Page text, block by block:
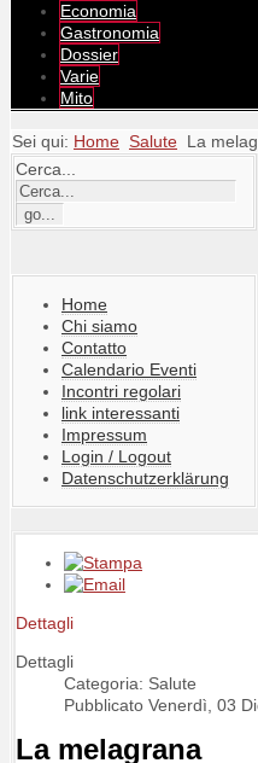
Economia
Gastronomia
Dossier
Varie
Mito
Sei qui: Home Salute La
Cerca...
Home
Chi siamo
Contatto
Calendario Eventi
Incontri regolari
link interessanti
Impressum
Login / Logout
Datenschutzerklärung
Dettagli
Dettagli
Categoria: Salute
Pubblicato Venerdì, 03
La melagrana